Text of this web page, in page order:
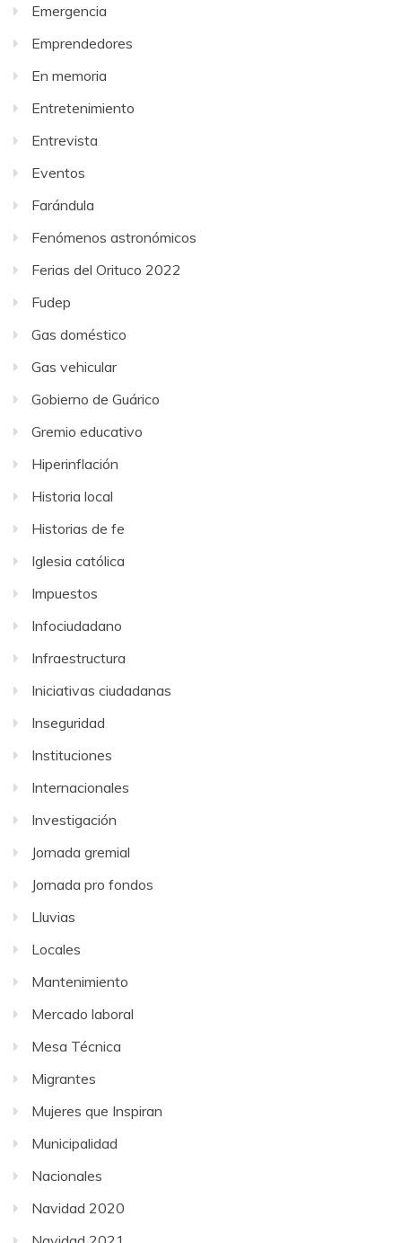
Emergencia
Emprendedores
En memoria
Entretenimiento
Entrevista
Eventos
Farándula
Fenómenos astronómicos
Ferias del Orituco 2022
Fudep
Gas doméstico
Gas vehicular
Gobierno de Guárico
Gremio educativo
Hiperinflación
Historia local
Historias de fe
Iglesia católica
Impuestos
Infociudadano
Infraestructura
Iniciativas ciudadanas
Inseguridad
Instituciones
Internacionales
Investigación
Jornada gremial
Jornada pro fondos
Lluvias
Locales
Mantenimiento
Mercado laboral
Mesa Técnica
Migrantes
Mujeres que Inspiran
Municipalidad
Nacionales
Navidad 2020